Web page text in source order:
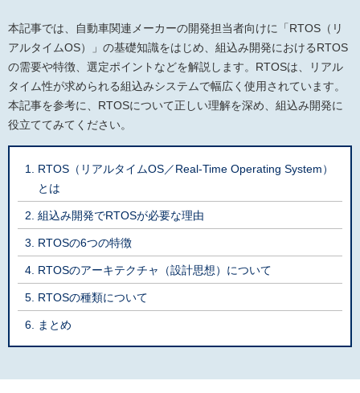
本記事では、自動車関連メーカーの開発担当者向けに「RTOS（リ
アルタイムOS）」の基礎知識をはじめ、組込み開発におけるRTOS
の需要や特徴、選定ポイントなどを解説します。RTOSは、リアル
タイム性が求められる組込みシステムで幅広く使用されています。
本記事を参考に、RTOSについて正しい理解を深め、組込み開発に
役立ててみてください。
RTOS（リアルタイムOS／Real-Time Operating System）
とは
組込み開発でRTOSが必要な理由
RTOSの6つの特徴
RTOSのアーキテクチャ（設計思想）について
RTOSの種類について
まとめ